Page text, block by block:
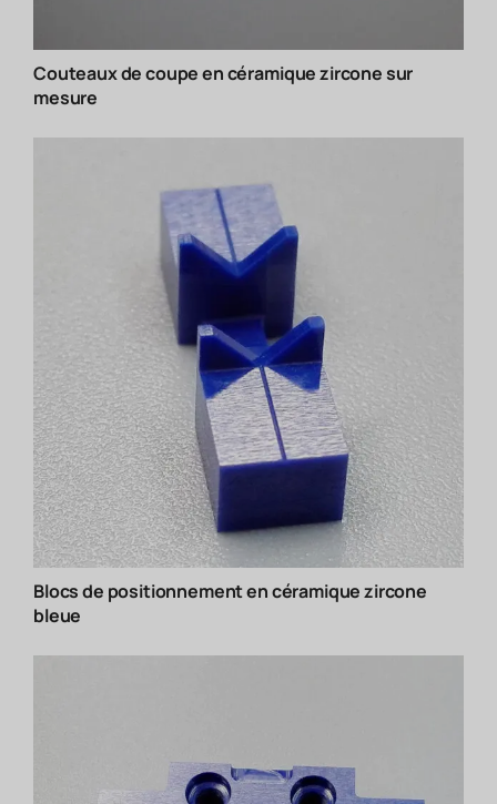
Couteaux de coupe en céramique zircone sur
mesure
Blocs de positionnement en céramique zircone
bleue